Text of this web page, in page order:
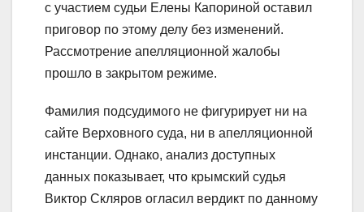
с участием судьи Елены Капориной оставил
приговор по этому делу без изменений.
Рассмотрение апелляционной жалобы
прошло в закрытом режиме.
Фамилия подсудимого не фигурирует ни на
сайте Верховного суда, ни в апелляционной
инстанции. Однако, анализ доступных
данных показывает, что крымский судья
Виктор Скляров огласил вердикт по данному